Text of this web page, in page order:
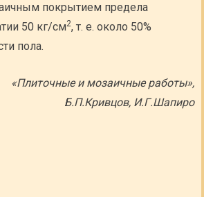
покрытием предела
50 кг/см2, т. е. около 50%
пола.
«Плиточные и мозаичные работы»,
Б.П.Кривцов, И.Г.Шапиро